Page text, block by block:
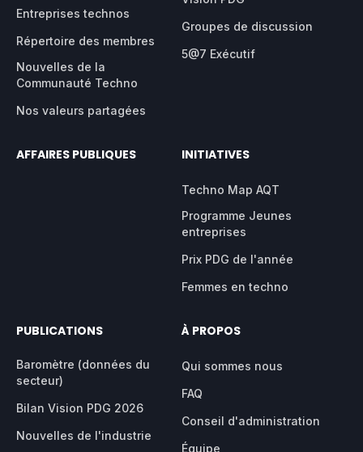
Entreprises technos
Répertoire des membres
Nouvelles de la
Communauté Techno
Nos valeurs partagées
Groupes de discussion
5@7 Exécutif
AFFAIRES PUBLIQUES INITIATIVES
Techno Map AQT
Programme Jeunes
entreprises
Prix PDG de l'année
Femmes en techno
PUBLICATIONS
Baromètre (données du
secteur)
Bilan Vision PDG 2026
Nouvelles de l'industrie
À PROPOS
Qui sommes nous
FAQ
Conseil d'administration
Équipe